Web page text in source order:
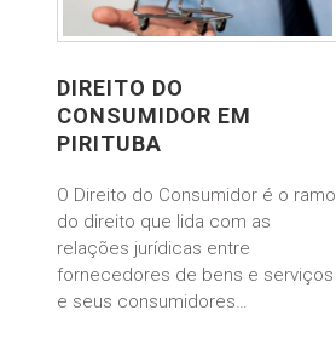
DIREITO DO
CONSUMIDOR EM
PIRITUBA
O Direito do Consumidor é o ramo
do direito que lida com as
relações jurídicas entre
fornecedores de bens e serviços
e seus consumidores…